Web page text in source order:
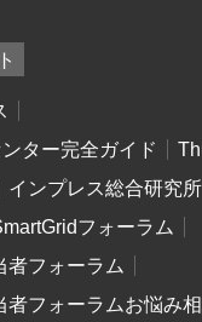
ター完全ガイド
インプレス総合研究所
フォーラム
者フォーラム
者フォーラムお悩み